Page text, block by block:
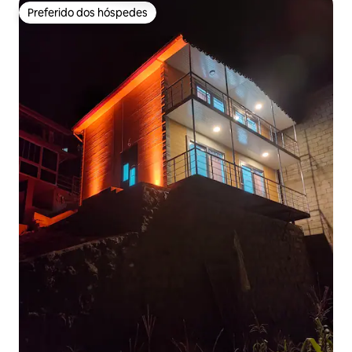
Preferido dos hóspedes
Preferido dos hóspedes